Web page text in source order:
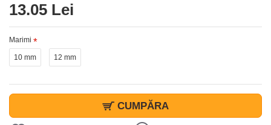
13.05 Lei
Marimi
10 mm 12 mm
CUMPĂRA